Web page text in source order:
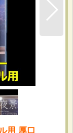
用 厚口